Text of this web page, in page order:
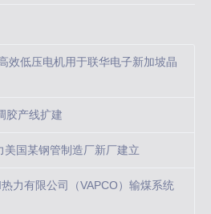
效低压电机用于联华电子新加坡晶
胶产线扩建
国某钢管制造厂新厂建立
力有限公司（VAPCO）输煤系统